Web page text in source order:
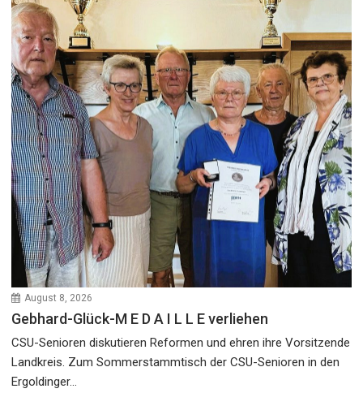
August 8, 2026
Gebhard-Glück-M E D A I L L E verliehen
CSU-Senioren diskutieren Reformen und ehren ihre Vorsitzende
Landkreis. Zum Sommerstammtisch der CSU-Senioren in den
Ergoldinger...